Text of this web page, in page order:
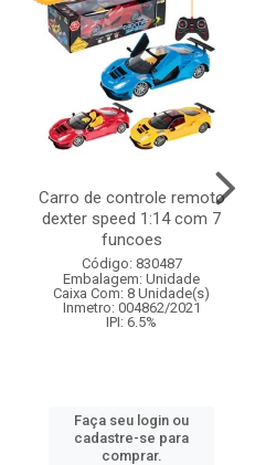
Carro de controle remoto
dexter speed 1:14 com 7
funcoes
Código: 830487
Embalagem: Unidade
Caixa Com: 8 Unidade(s)
Inmetro: 004862/2021
IPI: 6.5%
Faça seu login ou
cadastre-se para
comprar.